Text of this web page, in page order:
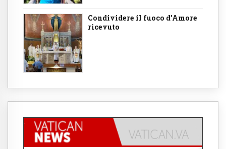
Condividere il fuoco d’Amore
ricevuto